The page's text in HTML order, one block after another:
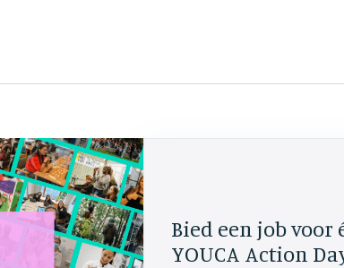
Bied een job
YOUCA Action